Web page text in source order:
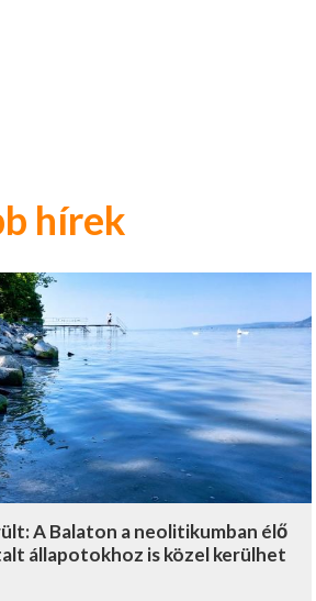
hírek
A Balaton a neolitikumban élő
állapotokhoz is közel kerülhet